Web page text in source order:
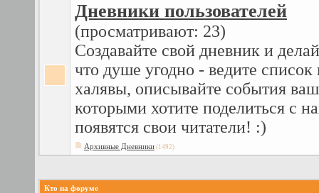
Дневники пользователей
(просматривают: 23)
Создавайте свой дневник и
что душе угодно - ведите
халявы, описывайте события
которыми хотите поделиться с
появятся свои читатели! :)
Архивные Дневники (1492)
Кто на форуме